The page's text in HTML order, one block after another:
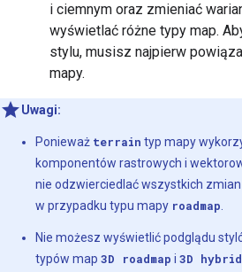
i ciemnym oraz zmieniać
wyświetlać różne typy map.
stylu, musisz najpierw
mapy.
Uwagi:
Ponieważ terrain typ mapy
komponentów rastrowych i
nie odzwierciedlać wszystkich
w przypadku typu mapy roadmap.
Nie możesz wyświetlić podglądu
typów map 3D roadmap i 3D hybrid